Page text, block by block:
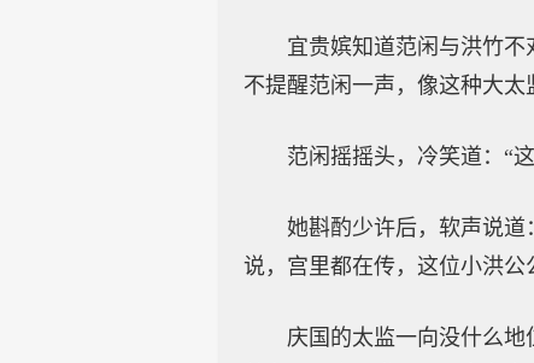
宜贵嫔知道范闲与洪竹
不提醒范闲一声，像这种大太
范闲摇摇头，冷笑道：“
她斟酌少许后，软声说
说，宫里都在传，这位小洪
庆国的太监一向没什么地